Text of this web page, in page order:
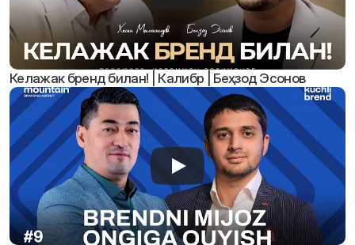
Келажак бренд билан! | Калибр | Беҳзод Эсонов